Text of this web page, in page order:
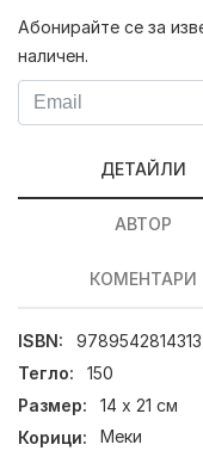
Абонирайте се за
наличен.
ДЕТАЙЛИ
АВТОР
КОМЕНТАРИ
ISBN:
9789542814313
Тегло:
150
Размер:
14 х 21 см
Корици:
Меки